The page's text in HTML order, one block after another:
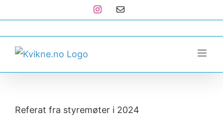
to
content
Instagram
E-
Referat fra styremøter i 2024